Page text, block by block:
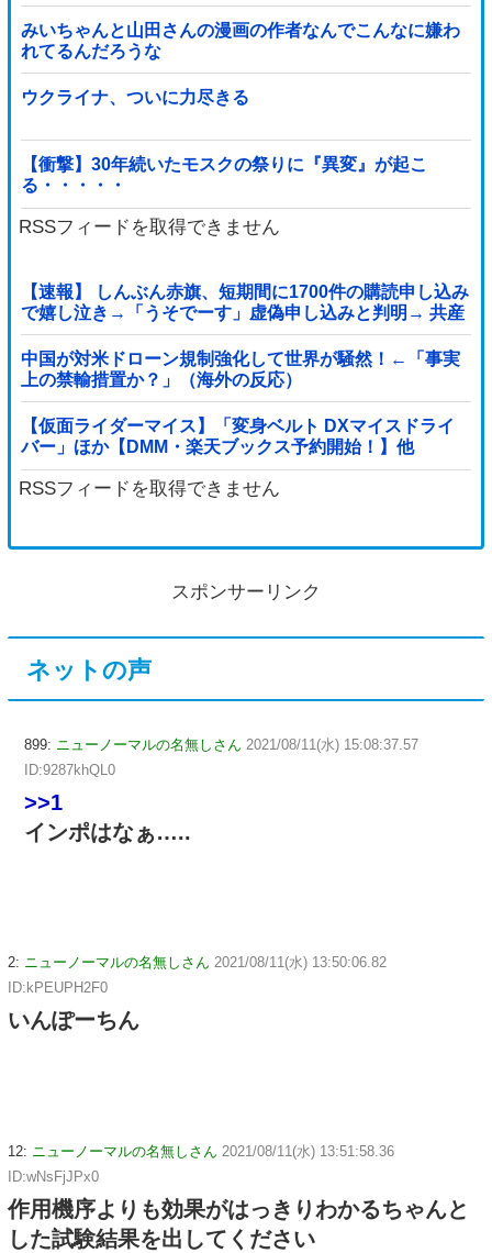
みいちゃんと山田さんの漫画の作者なんでこんなに嫌わ
れてるんだろうな
ウクライナ、ついに力尽きる
【衝撃】30年続いたモスクの祭りに『異変』が起こ
る・・・・・
RSSフィードを取得できません
【速報】 しんぶん赤旗、短期間に1700件の購読申し込み
で嬉し泣き→「うそでーす」虚偽申し込みと判明→ 共産
党が刑事告訴「厳重な処罰を求める」
中国が対米ドローン規制強化して世界が騒然！←「事実
上の禁輸措置か？」（海外の反応）
【仮面ライダーマイス】「変身ベルト DXマイスドライ
バー」ほか【DMM・楽天ブックス予約開始！】他
RSSフィードを取得できません
スポンサーリンク
ネットの声
899: ニューノーマルの名無しさん 2021/08/11(水) 15:08:37.57
ID:9287khQL0
>>1
インポはなぁ…..
2: ニューノーマルの名無しさん 2021/08/11(水) 13:50:06.82
ID:kPEUPH2F0
いんぽーちん
12: ニューノーマルの名無しさん 2021/08/11(水) 13:51:58.36
ID:wNsFjJPx0
作用機序よりも効果がはっきりわかるちゃんと
した試験結果を出してください